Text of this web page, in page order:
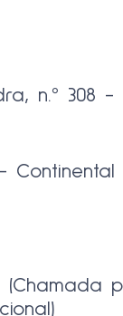
n.º 308 -
Continental
(Chamada